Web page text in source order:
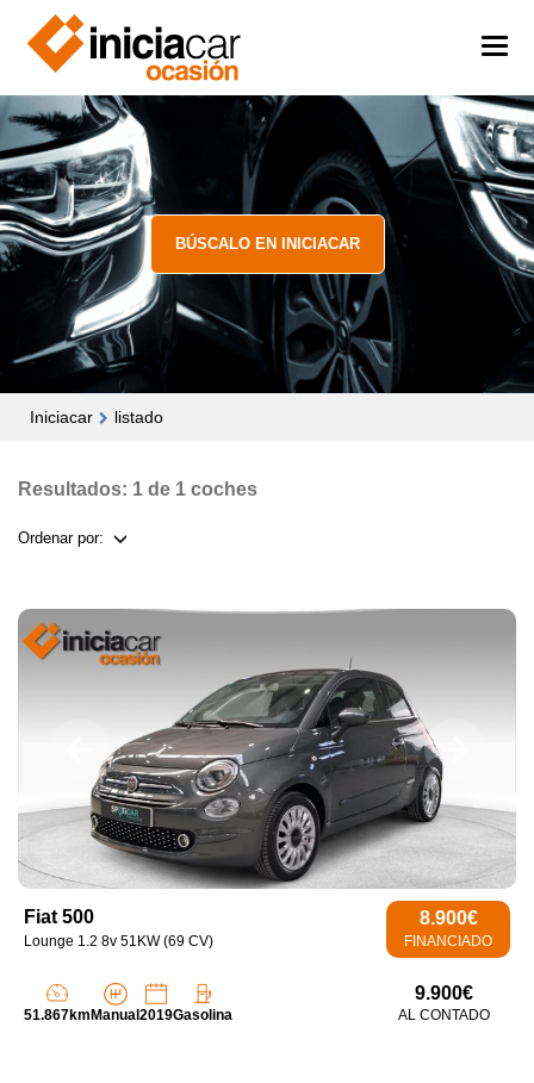
BÚSCALO EN INICIACAR
Iniciacar listado
Resultados: 1 de 1 coches
Ordenar por:
Fiat 500
Lounge 1.2 8v 51KW (69 CV)
8.900€
FINANCIADO
51.867km Manual 2019Gasolina
9.900€
AL CONTADO